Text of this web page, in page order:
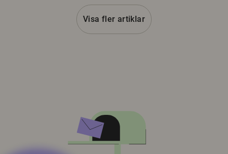
Visa fler artiklar